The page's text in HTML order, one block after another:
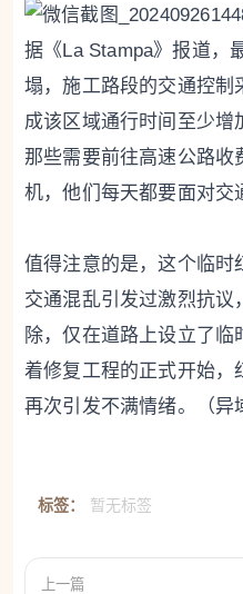
据《La Stampa》报道，
塌，施工路段的交通控制
成该区域通行时间至少增
那些需要前往高速公路收
机，他们每天都要面对交
值得注意的是，这个临时
交通混乱引发过激烈抗议
除，仅在道路上设立了
着修复工程的正式开始，
再次引发不满情绪。（异
标签： 暂无标签
上一篇